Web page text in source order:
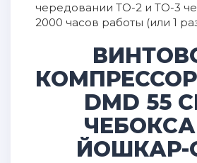
чередовании ТО-2 и ТО-3
2000 часов работы (или 1
КОМПРЕССОР
DMD 55
ЙОШКАР-